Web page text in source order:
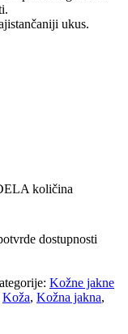
ukus.
količina
dostupnosti
Kožne jakne
Koža, Kožna jakna,